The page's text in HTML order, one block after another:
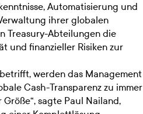
Automatisierung und
ihrer globalen
Treasury-Abteilungen die
und finanzieller Risiken zur
werden das Management
Cash-Transparenz zu immer
sagte Paul Nailand,